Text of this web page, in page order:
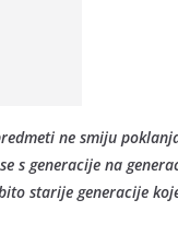
ne smiju
s generacije na
starije generacije